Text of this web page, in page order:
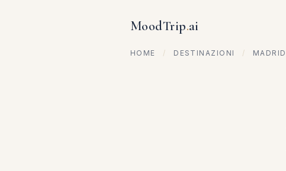
MoodTrip.ai
HOME / DESTINAZIONI / MADRID